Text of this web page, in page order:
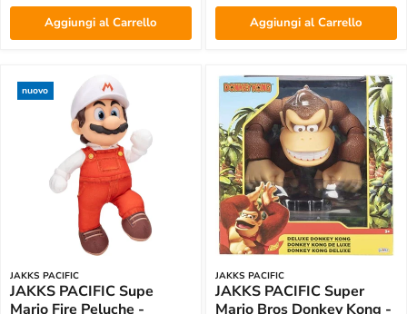
Aggiungi al Carrello Aggiungi al Carrello
nuovo
JAKKS PACIFIC
JAKKS PACIFIC Supe
Mario Fire Peluche -
JAKKS PACIFIC
JAKKS PACIFIC Super
Mario Bros Donkey Kong -